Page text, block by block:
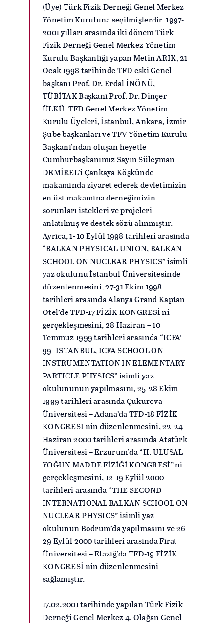
(Üye) Türk Fizik Derneği Genel Merkez
Yönetim Kuruluna seçilmişlerdir. 1997-
2001 yılları arasında iki dönem Türk
Fizik Derneği Genel Merkez Yönetim
Kurulu Başkanlığı yapan Metin ARIK, 21
Ocak 1998 tarihinde TFD eski Genel
başkanı Prof. Dr. Erdal İNÖNÜ,
TÜBİTAK Başkanı Prof. Dr. Dinçer
ÜLKÜ, TFD Genel Merkez Yönetim
Kurulu Üyeleri, İstanbul, Ankara, İzmir
Şube başkanları ve TFV Yönetim Kurulu
Başkanı’ndan oluşan heyetle
Cumhurbaşkanımız Sayın Süleyman
DEMİREL’i Çankaya Köşkünde
makamında ziyaret ederek devletimizin
en üst makamına derneğimizin
sorunları istekleri ve projeleri
anlatılmış ve destek sözü alınmıştır.
Ayrıca, 1- 10 Eylül 1998 tarihleri arasında
“BALKAN PHYSICAL UNION, BALKAN
SCHOOL ON NUCLEAR PHYSICS” isimli
yaz okulunu İstanbul Üniversitesinde
düzenlenmesini, 27-31 Ekim 1998
tarihleri arasında Alanya Grand Kaptan
Otel’de TFD-17 FİZİK KONGRESİ ni
gerçekleşmesini, 28 Haziran – 10
Temmuz 1999 tarihleri arasında “ICFA’
99 -ISTANBUL, ICFA SCHOOL ON
INSTRUMENTATION IN ELEMENTARY
PARTICLE PHYSICS” isimli yaz
okulununun yapılmasını, 25-28 Ekim
1999 tarihleri arasında Çukurova
Üniversitesi – Adana’da TFD-18 FİZİK
KONGRESİ nin düzenlenmesini, 22-24
Haziran 2000 tarihleri arasında Atatürk
Üniversitesi – Erzurum’da “II. ULUSAL
YOĞUN MADDE FİZİĞİ KONGRESİ” ni
gerçekleşmesini, 12-19 Eylül 2000
tarihleri arasında “THE SECOND
INTERNATIONAL BALKAN SCHOOL ON
NUCLEAR PHYSICS” isimli yaz
okulunun Bodrum’da yapılmasını ve 26-
29 Eylül 2000 tarihleri arasında Fırat
Üniversitesi – Elazığ’da TFD-19 FİZİK
KONGRESİ nin düzenlenmesini
sağlamıştır.
17.02.2001 tarihinde yapılan Türk Fizik
Derneği Genel Merkez 4. Olağan Genel